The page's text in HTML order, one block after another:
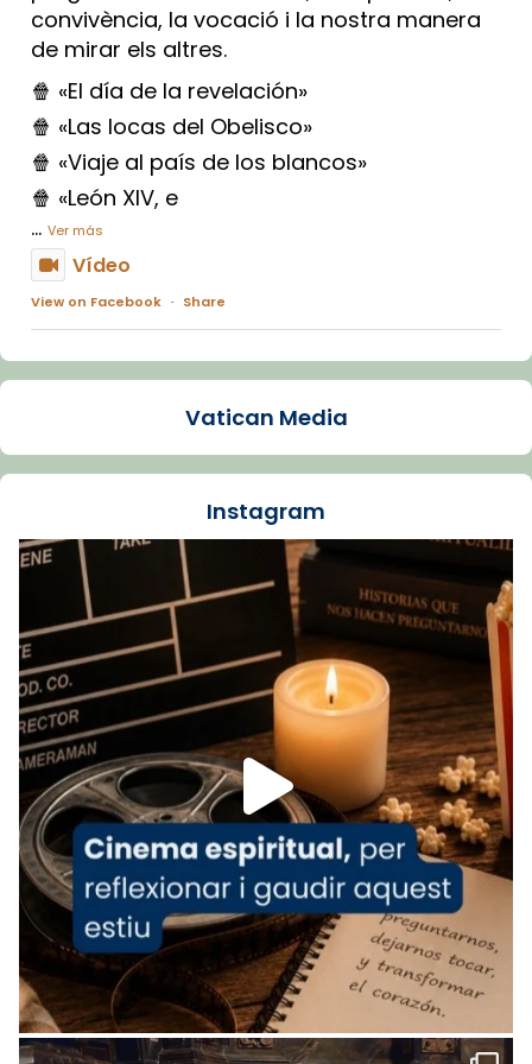
convivència, la vocació i la nostra manera
de mirar els altres.
🍿 «El día de la revelación»
🍿 «Las locas del Obelisco»
🍿 «Viaje al país de los blancos»
🍿 «León XIV, e
... Ver más
Vídeo
View on Facebook · Share
Arquebisbat de Barcelona
La Carmina va patir depressió. Fa gairebé
dos mesos, a l'Estadi Lluís Companys, la
Recupera l'entrevista comp
Vatican
tican News 👇
www.vaticannews.va/es/iglesia/news/2026-
07/carmina-historia-depresion-papa-viaje-
espana-testimoni...
Foto
View on Facebook · Share
Arquebisbat de Barcelona
2 weeks ago
«Avui les santes Juliana i Semproniana ens
ajuden a alçar la mirada»
Mons. Sergi Gordo, bisbe de Tortosa, ha
presidit aquest 27 de juliol la missa de Les
Santes de Mataró.
Vatican Media
Instagram